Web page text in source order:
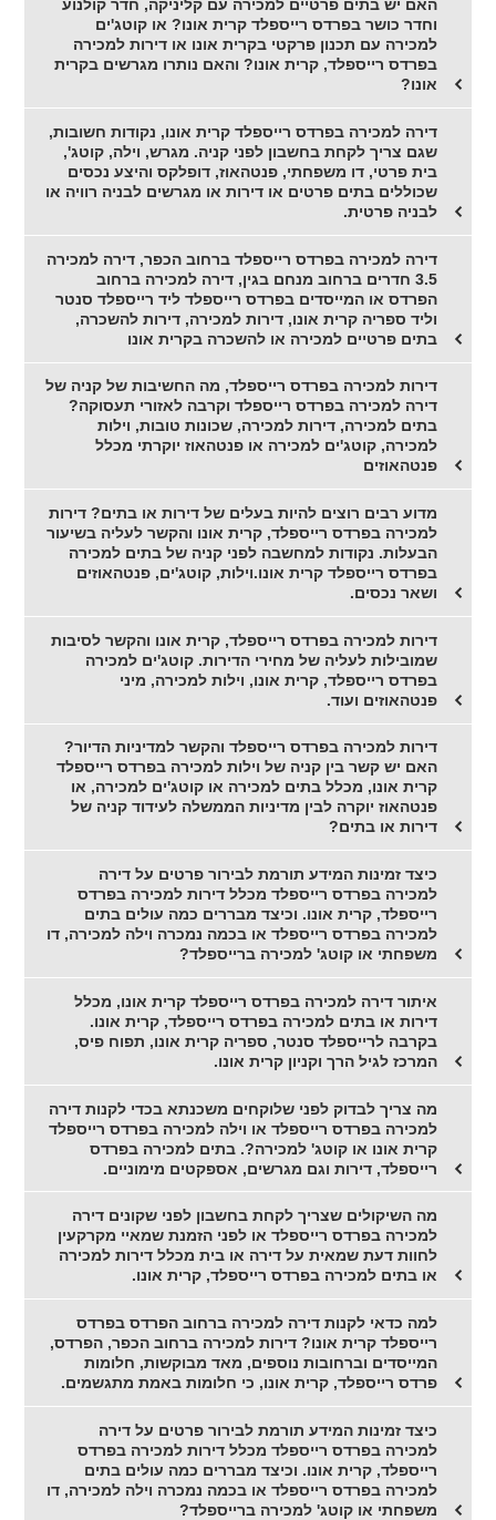
האם יש בתים פרטיים למכירה עם קליניקה, חדר קולנוע
וחדר כושר בפרדס רייספלד קרית אונו? או קוטג'ים
למכירה עם תכנון פרקטי בקרית אונו או דירות למכירה
בפרדס רייספלד, קרית אונו? והאם נותרו מגרשים בקרית
אונו?
דירה למכירה בפרדס רייספלד קרית אונו, נקודות חשובות,
שגם צריך לקחת בחשבון לפני קניה. מגרש, וילה, קוטג',
בית פרטי, דו משפחתי, פנטהאוז, דופלקס והיצע נכסים
שכוללים בתים פרטים או דירות או מגרשים לבניה רוויה או
לבניה פרטית.
דירה למכירה בפרדס רייספלד ברחוב הכפר, דירה למכירה
3.5 חדרים ברחוב מנחם בגין, דירה למכירה ברחוב
הפרדס או המייסדים בפרדס רייספלד ליד רייספלד סנטר
וליד ספריה קרית אונו, דירות למכירה, דירות להשכרה,
בתים פרטיים למכירה או להשכרה בקרית אונו
דירות למכירה בפרדס רייספלד, מה החשיבות של קניה של
דירה למכירה בפרדס רייספלד וקרבה לאזורי תעסוקה?
בתים למכירה, דירות למכירה, שכונות טובות, וילות
למכירה, קוטג'ים למכירה או פנטהאוז יוקרתי מכלל
פנטהאוזים
מדוע רבים רוצים להיות בעלים של דירות או בתים? דירות
למכירה בפרדס רייספלד, קרית אונו והקשר לעליה בשיעור
הבעלות. נקודות למחשבה לפני קניה של בתים למכירה
בפרדס רייספלד קרית אונו.וילות, קוטג'ים, פנטהאוזים
ושאר נכסים.
דירות למכירה בפרדס רייספלד, קרית אונו והקשר לסיבות
שמובילות לעליה של מחירי הדירות. קוטג'ים למכירה
בפרדס רייספלד, קרית אונו, וילות למכירה, מיני
פנטהאוזים ועוד.
דירות למכירה בפרדס רייספלד והקשר למדיניות הדיור?
האם יש קשר בין קניה של וילות למכירה בפרדס רייספלד
קרית אונו, מכלל בתים למכירה או קוטג'ים למכירה, או
פנטהאוז יוקרה לבין מדיניות הממשלה לעידוד קניה של
דירות או בתים?
כיצד זמינות המידע תורמת לבירור פרטים על דירה
למכירה בפרדס רייספלד מכלל דירות למכירה בפרדס
רייספלד, קרית אונו. וכיצד מבררים כמה עולים בתים
למכירה בפרדס רייספלד או בכמה נמכרה וילה למכירה, דו
משפחתי או קוטג' למכירה ברייספלד?
איתור דירה למכירה בפרדס רייספלד קרית אונו, מכלל
דירות או בתים למכירה בפרדס רייספלד, קרית אונו.
בקרבה לרייספלד סנטר, ספריה קרית אונו, תפוח פיס,
המרכז לגיל הרך וקניון קרית אונו.
מה צריך לבדוק לפני שלוקחים משכנתא בכדי לקנות דירה
למכירה בפרדס רייספלד או וילה למכירה בפרדס רייספלד
קרית אונו או קוטג' למכירה?. בתים למכירה בפרדס
רייספלד, דירות וגם מגרשים, אספקטים מימוניים.
מה השיקולים שצריך לקחת בחשבון לפני שקונים דירה
למכירה בפרדס רייספלד או לפני הזמנת שמאיי מקרקעין
לחוות דעת שמאית על דירה או בית מכלל דירות למכירה
או בתים למכירה בפרדס רייספלד, קרית אונו.
למה כדאי לקנות דירה למכירה ברחוב הפרדס בפרדס
רייספלד קרית אונו? דירות למכירה ברחוב הכפר, הפרדס,
המייסדים וברחובות נוספים, מאד מבוקשות, חלומות
פרדס רייספלד, קרית אונו, כי חלומות באמת מתגשמים.
כיצד זמינות המידע תורמת לבירור פרטים על דירה
למכירה בפרדס רייספלד מכלל דירות למכירה בפרדס
רייספלד, קרית אונו. וכיצד מבררים כמה עולים בתים
למכירה בפרדס רייספלד או בכמה נמכרה וילה למכירה, דו
משפחתי או קוטג' למכירה ברייספלד?